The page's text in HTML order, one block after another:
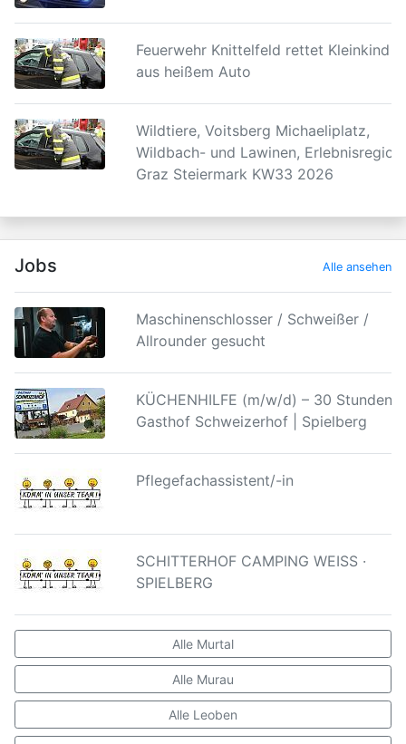
Feuerwehr Knittelfeld rettet Kleinkind
aus heißem Auto
Wildtiere, Voitsberg Michaeliplatz,
Wildbach- und Lawinen, Erlebnisregion
Graz Steiermark KW33 2026
Jobs Alle ansehen
Maschinenschlosser / Schweißer /
Allrounder gesucht
KÜCHENHILFE (m/w/d) – 30 Stunden |
Gasthof Schweizerhof | Spielberg
Pflegefachassistent/-in
SCHITTERHOF CAMPING WEISS ·
SPIELBERG
Alle Murtal
Alle Murau
Alle Leoben